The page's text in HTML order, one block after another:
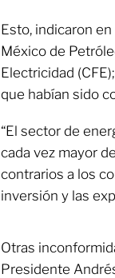
Esto, indicaron
México de
Electricidad
que habían sido
“El sector de
cada vez mayor
contrarios a los
inversión y las
Otras
Presidente